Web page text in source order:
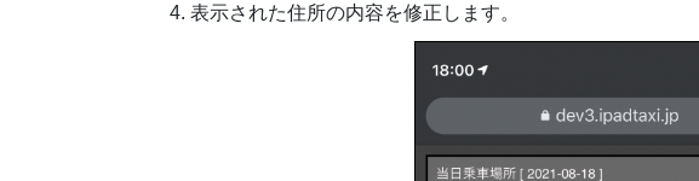
表示された住所の内容を修正します。